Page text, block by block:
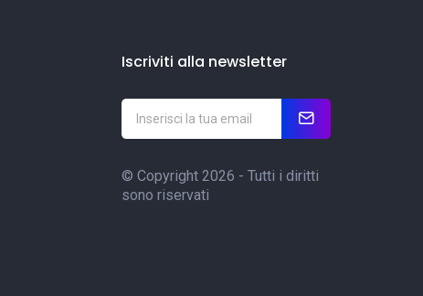
Iscriviti alla newsletter
© Copyright 2026 - Tutti i diritti
sono riservati